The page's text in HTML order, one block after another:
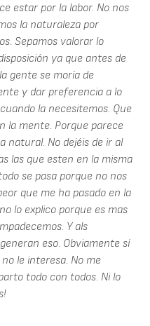
estar por la labor. No nos
la naturaleza por
Sepamos valorar lo
ya que antes de
gente se moría de
y dar preferencia a lo
la necesitemos. Que
la mente. Porque parece
natural. No dejéis de ir al
las que esten en la misma
se pasa porque no nos
que me ha pasado en la
lo explico porque es mas
Y als
eso. Obviamente sí
le interesa. No me
todo con todos. Ni lo